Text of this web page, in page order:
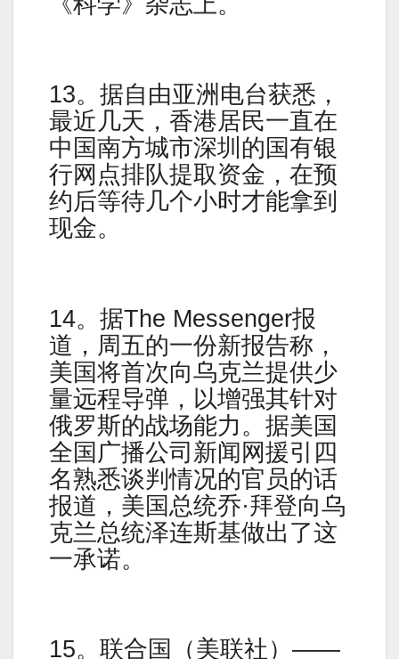
13。据自由亚洲电台获悉，
最近几天，香港居民一直在
中国南方城市深圳的国有银
行网点排队提取资金，在预
约后等待几个小时才能拿到
现金。
14。据The Messenger报
道，周五的一份新报告称，
美国将首次向乌克兰提供少
量远程导弹，以增强其针对
俄罗斯的战场能力。据美国
全国广播公司新闻网援引四
名熟悉谈判情况的官员的话
报道，美国总统乔·拜登向乌
克兰总统泽连斯基做出了这
一承诺。
15。联合国（美联社）——